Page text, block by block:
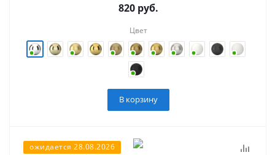
820руб.
Цвет
В корзину
ожидается 28.08.2026